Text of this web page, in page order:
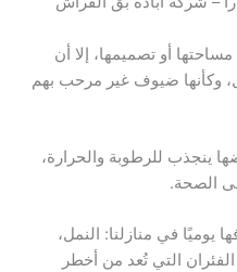
أو تصميمها، إلا أن
وكأنها ضيوف غير مرحب بهم
ينجذب للرطوبة والحرارة،
الصحة.
يوميًا في منازلنا: النمل،
التي تُعد من أخطر